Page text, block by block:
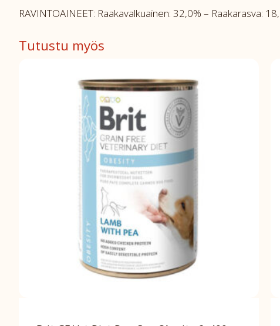
RAVINTOAINEET: Raakavalkuainen: 32,0% – Raakarasva:
Tutustu myös